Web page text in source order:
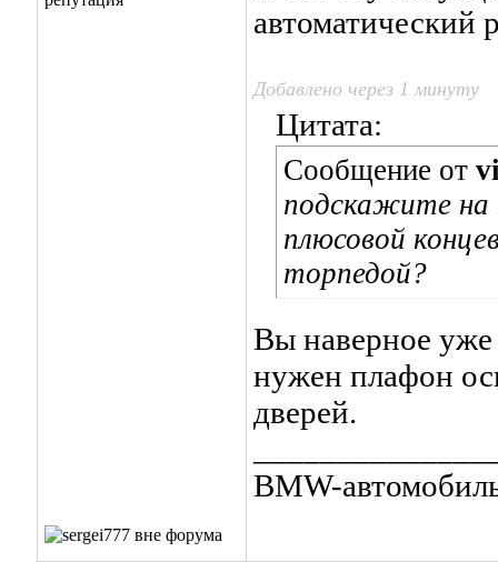
автоматический
Добавлено через 1 минуту
Цитата:
Сообщение от
подскажите на
плюсовой
торпедой?
Вы наверное
нужен плафон
дверей.
BMW-